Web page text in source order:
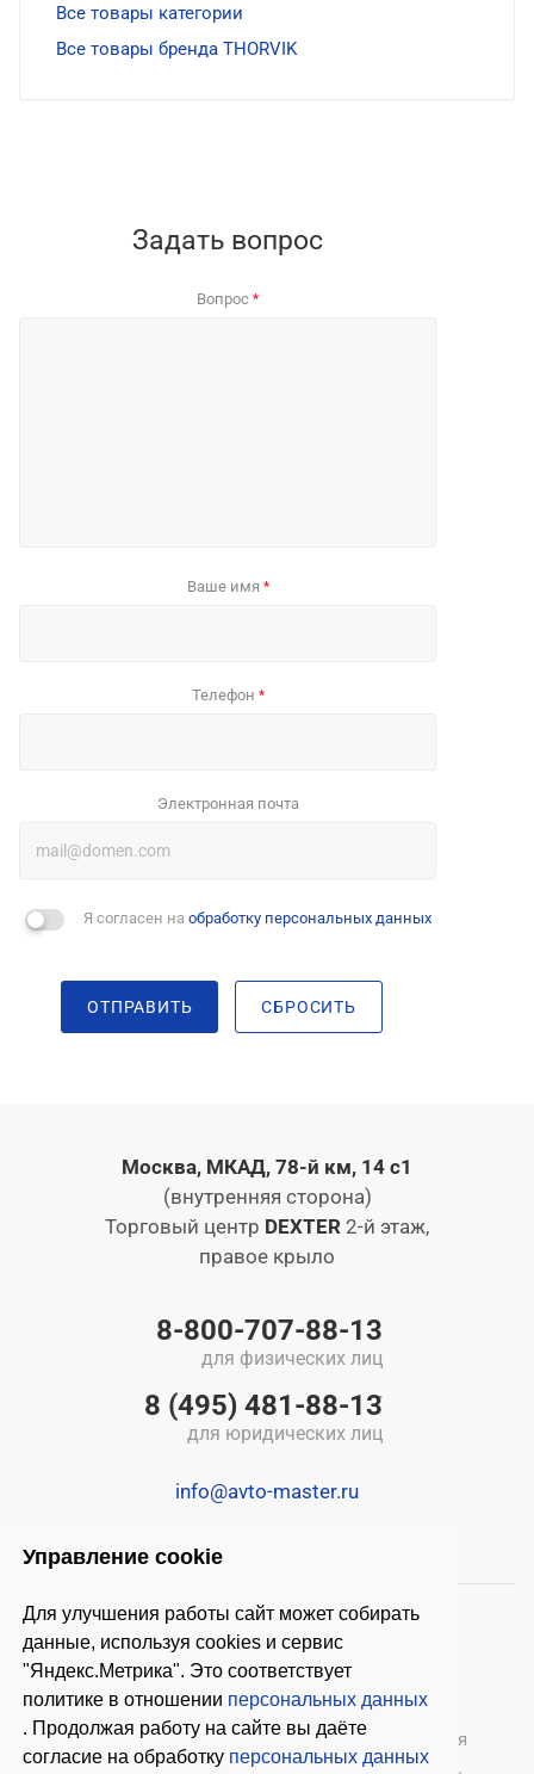
Управление cookie
Для улучшения работы сайт может собирать
данные, используя cookies и сервис
"Яндекс.Метрика". Это соответствует
политике в отношении персональных данных
. Продолжая работу на сайте вы даёте
согласие на обработку персональных данных
Все товары категории
Все товары бренда THORVIK
Задать вопрос
Вопрос *
Ваше имя *
Телефон *
Электронная почта
Я согласен на обработку персональных данных
ОТПРАВИТЬ СБРОСИТЬ
Москва, МКАД, 78-й км, 14 с1
(внутренняя сторона)
Торговый центр DEXTER 2-й этаж,
правое крыло
8-800-707-88-13
для физических лиц
8 (495) 481-88-13
для юридических лиц
info@avto-master.ru
© 2026 ООО «Автомастер» — оборудование для
автосервиса, шиномонтажное оборудование.